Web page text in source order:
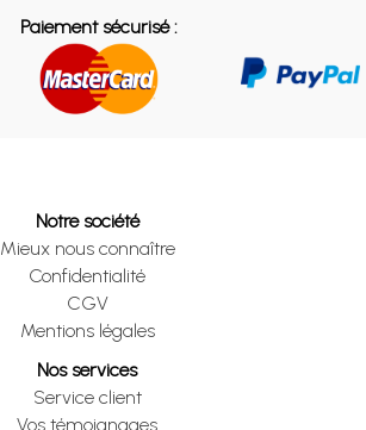
Paiement sécurisé :
Notre société
Mieux nous connaître
Confidentialité
CGV
Mentions légales
Nos services
Service client
Vos témoignages